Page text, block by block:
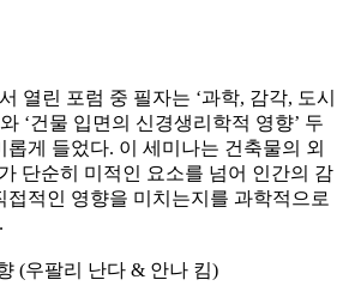
열린 포럼 중 필자는 ‘과학, 감각, 도시
‘건물 입면의 신경생리학적 영향’ 두
게 들었다. 이 세미나는 건축물의 외
단순히 미적인 요소를 넘어 인간의 감
접적인 영향을 미치는지를 과학적으로
(우팔리 난다 & 안나 킴)